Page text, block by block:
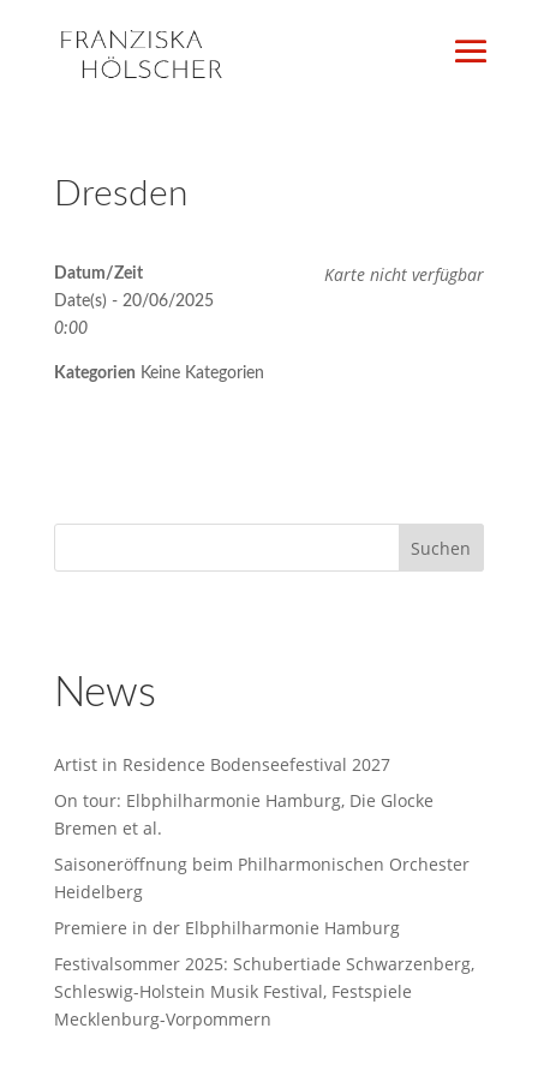
Dresden
Karte nicht verfügbar
Datum/Zeit
Date(s) - 20/06/2025
0:00
Kategorien Keine Kategorien
News
Artist in Residence Bodenseefestival 2027
On tour: Elbphilharmonie Hamburg, Die Glocke
Bremen et al.
Saisoneröffnung beim Philharmonischen Orchester
Heidelberg
Premiere in der Elbphilharmonie Hamburg
Festivalsommer 2025: Schubertiade Schwarzenberg,
Schleswig-Holstein Musik Festival, Festspiele
Mecklenburg-Vorpommern